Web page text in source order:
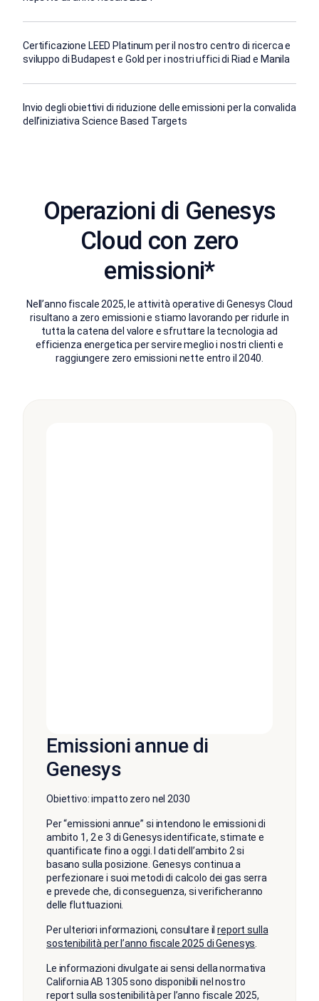
Certificazione LEED Platinum per il nostro centro di ricerca e
sviluppo di Budapest e Gold per i nostri uffici di Riad e Manila
Invio degli obiettivi di riduzione delle emissioni per la convalida
dell’iniziativa Science Based Targets
Operazioni di Genesys
Cloud con zero
emissioni*
Nell’anno fiscale 2025, le attività operative di Genesys Cloud
risultano a zero emissioni e stiamo lavorando per ridurle in
tutta la catena del valore e sfruttare la tecnologia ad
efficienza energetica per servire meglio i nostri clienti e
raggiungere zero emissioni nette entro il 2040.
Emissioni annue di
Genesys
Obiettivo: impatto zero nel 2030
Per “emissioni annue” si intendono le emissioni di
ambito 1, 2 e 3 di Genesys identificate, stimate e
quantificate fino a oggi. I dati dell’ambito 2 si
basano sulla posizione. Genesys continua a
perfezionare i suoi metodi di calcolo dei gas serra
e prevede che, di conseguenza, si verificheranno
delle fluttuazioni.
Per ulteriori informazioni, consultare ilreport sulla
sostenibilità per l’anno fiscale 2025 di Genesys
Le informazioni divulgate ai sensi della normativa
California AB 1305 sono disponibili nel nostro
report sulla sostenibilità per l’anno fiscale 2025,